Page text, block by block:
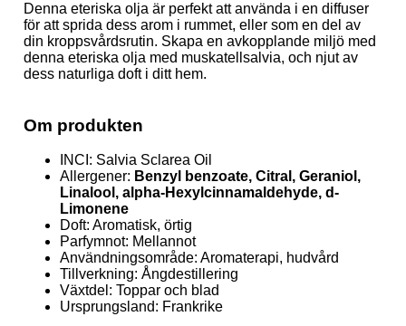
Denna eteriska olja är perfekt att använda i en diffuser
för att sprida dess arom i rummet, eller som en del av
din kroppsvårdsrutin. Skapa en avkopplande miljö med
denna eteriska olja med muskatellsalvia, och njut av
dess naturliga doft i ditt hem.
Om produkten
INCI: Salvia Sclarea Oil
Allergener: Benzyl benzoate, Citral, Geraniol,
Linalool, alpha-Hexylcinnamaldehyde, d-
Limonene
Doft: Aromatisk, örtig
Parfymnot: Mellannot
Användningsområde: Aromaterapi, hudvård
Tillverkning: Ångdestillering
Växtdel: Toppar och blad
Ursprungsland: Frankrike